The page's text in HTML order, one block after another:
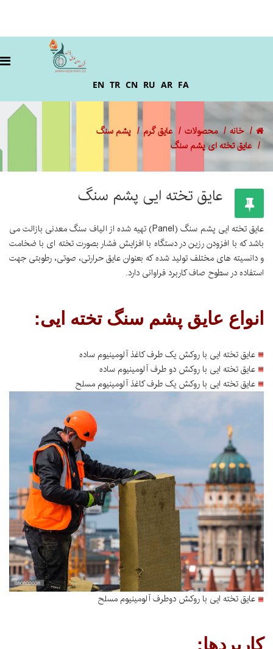
FA
AR
RU
CN
TR
EN
خانه محصولات عایق گرم
پشم سنگ
عایق تخته ای پشم سنگ
عایق تخته ایی پشم سنگ
عایق تخته ایی پشم سنگ (Panel) تهیه شده از الیاف سنگ معدنی بازالت می
باشد که با افزودن رزین در دستگاه با افزایش فشار بصورت تخته ای با ضخامت
و دانسیته های مختلف تولید شده که بعنوان عایق حرارتی، صوتی، رطوبتی جهت
استفاده در سطوح صاف کاربرد فراوانی دارد.
انواع عایق پشم سنگ تخته ایی:
عایق تخته ایی با روکش یک طرف کاغذ آلومینیوم ساده
عایق تخته ایی با روکش دو طرف آلومینیوم ساده
عایق تخته ایی با روکش یک طرف کاغذ آلومینیوم مسلح
عایق تخته ایی با روکش دوطرف آلومینیوم مسلح
کاربردها: